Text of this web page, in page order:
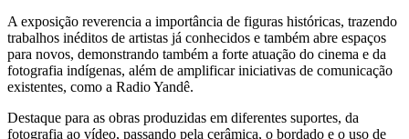
A exposição reverencia a importância de figuras históricas, trazendo
trabalhos inéditos de artistas já conhecidos e também abre espaços
para novos, demonstrando também a forte atuação do cinema e da
fotografia indígenas, além de amplificar iniciativas de comunicação
existentes, como a Radio Yandê.
Destaque para as obras produzidas em diferentes suportes, da
fotografia ao vídeo, passando pela cerâmica, o bordado e o uso de